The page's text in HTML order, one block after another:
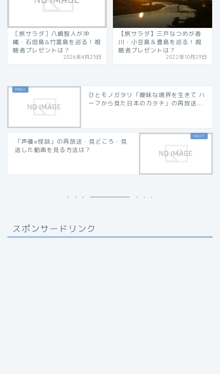
［旅サラダ］八嶋智人が沖
縄・石垣島&竹富島を巡る！視
聴者プレゼントは？
2026年4月25日
【旅サラダ】三戸なつめが香
川・小豆島＆豊島を巡る！視
聴者プレゼントは？
2022年10月29日
ひとモノガタリ「曖昧な境界を生きて ハ
ーフから見た日本のカタチ」の再放送...
「声優×怪談」の再放送・見どころ・見
逃した動画を見る方法は？
スポンサードリンク